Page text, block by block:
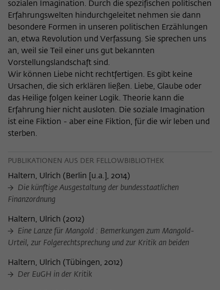
sozialen Imagination. Durch die spezifischen politischen
Erfahrungswelten hindurchgeleitet nehmen sie dann
besondere Formen in unseren politischen Erzählungen
an, etwa Revolution und Verfassung. Sie sprechen uns
an, weil sie Teil einer uns gut bekannten
Vorstellungslandschaft sind.
Wir können Liebe nicht rechtfertigen. Es gibt keine
Ursachen, die sich erklären ließen. Liebe, Glaube oder
das Heilige folgen keiner Logik. Theorie kann die
Erfahrung hier nicht ausloten. Die soziale Imagination
ist eine Fiktion - aber eine Fiktion, für die wir leben und
sterben.
PUBLIKATIONEN AUS DER FELLOWBIBLIOTHEK
Haltern, Ulrich ( Berlin [u.a.], 2014)
Die künftige Ausgestaltung der bundesstaatlichen
Finanzordnung
Haltern, Ulrich (2012)
Eine Lanze für Mangold : Bemerkungen zum Mangold-
Urteil, zur Folgerechtsprechung und zur Kritik an beiden
Haltern, Ulrich ( Tübingen, 2012)
Der EuGH in der Kritik